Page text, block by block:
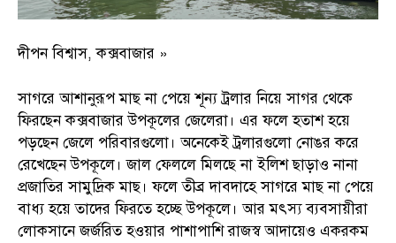
দীপন বিশ্বাস, কক্সবাজার »
সাগরে আশানুরূপ মাছ না পেয়ে শূন্য ট্রলার নিয়ে সাগর থেকে
ফিরছেন কক্সবাজার উপকূলের জেলেরা। এর ফলে হতাশ হয়ে
পড়ছেন জেলে পরিবারগুলো। অনেকেই ট্রলারগুলো নোঙর করে
রেখেছেন উপকূলে। জাল ফেললে মিলছে না ইলিশ ছাড়াও নানা
প্রজাতির সামুদ্রিক মাছ। ফলে তীব্র দাবদাহে সাগরে মাছ না পেয়ে
বাধ্য হয়ে তাদের ফিরতে হচ্ছে উপকূলে। আর মৎস্য ব্যবসায়ীরা
লোকসানে জর্জরিত হওয়ার পাশাপাশি রাজস্ব আদায়েও একরকম